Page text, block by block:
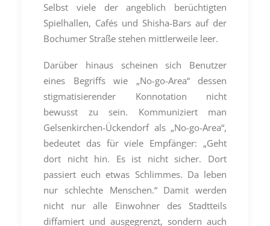
Selbst viele der angeblich berüchtigten
Spielhallen, Cafés und Shisha-Bars auf der
Bochumer Straße stehen mittlerweile leer.
Darüber hinaus scheinen sich Benutzer
eines Begriffs wie „No-go-Area“ dessen
stigmatisierender Konnotation nicht
bewusst zu sein. Kommuniziert man
Gelsenkirchen-Ückendorf als „No-go-Area“,
bedeutet das für viele Empfänger: „Geht
dort nicht hin. Es ist nicht sicher. Dort
passiert euch etwas Schlimmes. Da leben
nur schlechte Menschen.“ Damit werden
nicht nur alle Einwohner des Stadtteils
diffamiert und ausgegrenzt, sondern auch